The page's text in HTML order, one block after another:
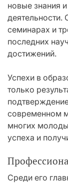
новые знания
деятельности.
семинарах и
последних
достижений.
Успехи в
только
современном
многих
успеха и
Среди его